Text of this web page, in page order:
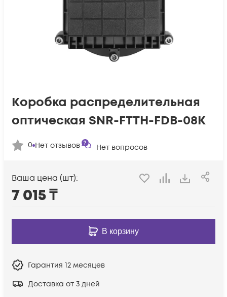
Коробка распределительная
оптическая SNR-FTTH-FDB-08K
0 Нет отзывов Нет вопросов
Ваша цена (шт):
7 015₸
В корзину
Гарантия 12 месяцев
Доставка от 3 дней